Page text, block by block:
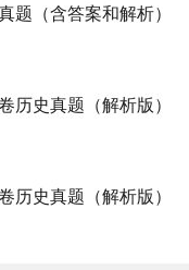
题（含答案和解析）
历史真题（解析版）
历史真题（解析版）